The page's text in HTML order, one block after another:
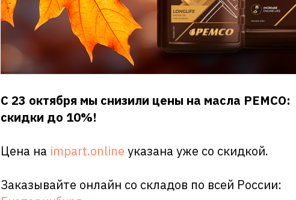
С 23 октября мы снизили цены на масла PEMCO:
скидки до 10%!
Цена на impart.online указана уже со скидкой.
Заказывайте онлайн со складов по всей России: